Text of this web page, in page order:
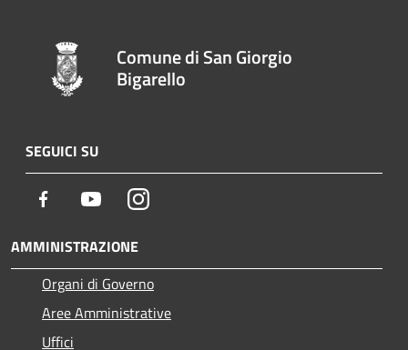
Comune di San Giorgio
Bigarello
SEGUICI SU
Facebook YoutubeInstagram
AMMINISTRAZIONE
Organi di Governo
Aree Amministrative
Uffici